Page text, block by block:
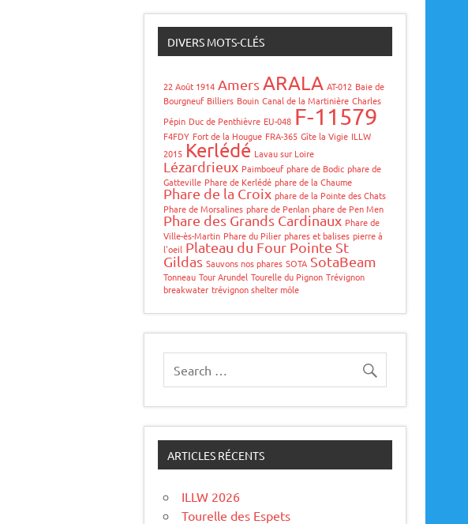
DIVERS MOTS-CLÉS
22 Août 1914 Amers ARALA AT-012 Baie de
Bourgneuf Billiers Bouin Canal de la Martinière Charles
Pépin Duc de Penthièvre EU-048 F-11579
F4FDY Fort de la Hougue FRA-365 Gîte la Vigie ILLW
2015 Kerlédé Lavau sur Loire
Lézardrieux Paimboeuf phare de Bodic phare de
Gatteville Phare de Kerlédé phare de la Chaume
Phare de la Croix phare de la Pointe des Chats
Phare de Morsalines phare de Penlan phare de Pen Men
Phare des Grands Cardinaux Phare de
Ville-ès-Martin Phare du Pilier phares et balises pierre à
l'oeil Plateau du Four Pointe St
Gildas Sauvons nos phares SOTA SotaBeam
Tonneau Tour Arundel Tourelle du Pignon Trévignon
breakwater trévignon shelter môle
ARTICLES RÉCENTS
ILLW 2026
Tourelle des Espets